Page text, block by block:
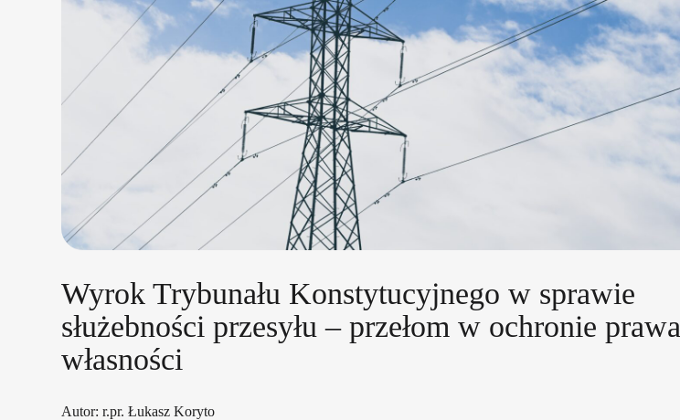
Wyrok Trybunału Konstytucyjnego w sprawie
służebności przesyłu – przełom w ochronie prawa
własności
Autor: r.pr. Łukasz Koryto